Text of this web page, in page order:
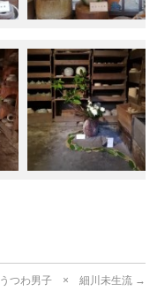
うつわ男子 × 細川未生流 →